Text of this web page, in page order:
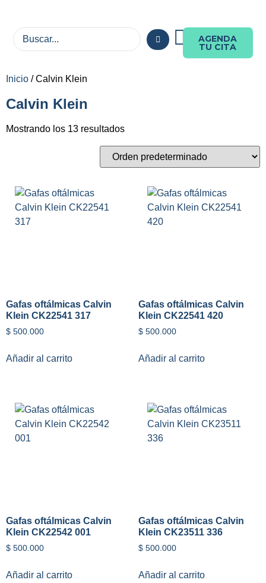
AGENDA
TU CITA
Inicio / Calvin Klein
Calvin Klein
Mostrando los 13 resultados
Gafas oftálmicas Calvin
Klein CK22541 317
$ 500.000
Añadir al carrito
Gafas oftálmicas Calvin
Klein CK22541 420
$500.000
Añadir al carrito
Gafas oftálmicas Calvin
Klein CK22542 001
$ 500.000
Añadir al carrito
Gafas oftálmicas Calvin
Klein CK23511 336
$500.000
Añadir al carrito